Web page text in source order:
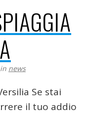
in news
Se stai
il tuo addio